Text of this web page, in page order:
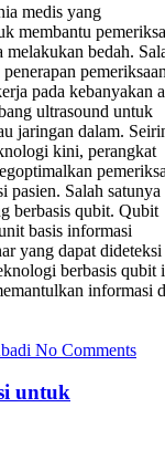
medis yang
membantu
melakukan bedah.
pada kebanyakan
ultrasound untuk
jaringan dalam.
kini, perangkat
pasien. Salah satunya
berbasis qubit. Qubit
basis informasi
yang dapat dideteksi
berbasis qubit
informasi
No Comments
untuk